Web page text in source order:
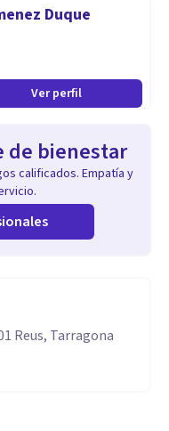
Duque
Ver perfil
de bienestar
calificados. Empatía y
Reus, Tarragona